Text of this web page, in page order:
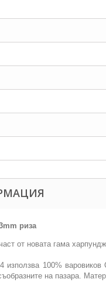
риза
от новата гама
използва 100%
на пазара.